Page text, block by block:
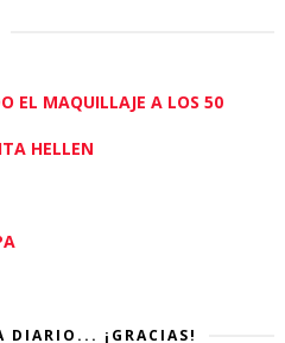
EL MAQUILLAJE A LOS 50
HELLEN
DIARIO... ¡GRACIAS!